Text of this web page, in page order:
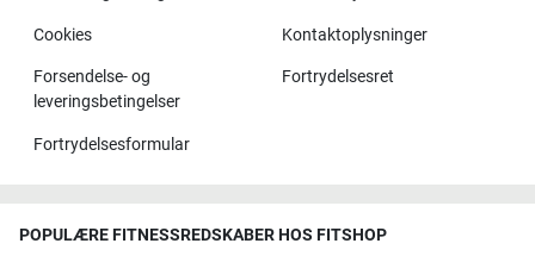
Cookies Kontaktoplysninger
Forsendelse- og
leveringsbetingelser
Fortrydelsesret
Fortrydelsesformular
POPULÆRE FITNESSREDSKABER HOS FITSHOP